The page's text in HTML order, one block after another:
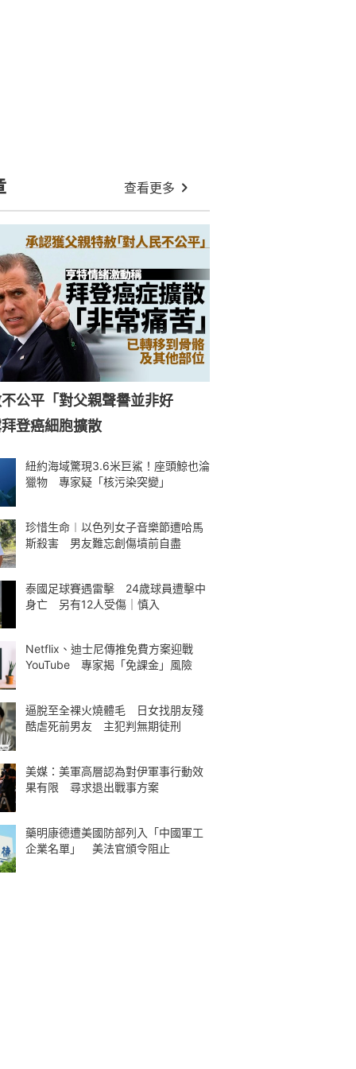
查看更多
公平「對父親聲譽並非好
登癌細胞擴散
紐約海域驚現3.6米巨鯊！座頭鯨也淪
獵物 專家疑「核污染突變」
珍惜生命︱以色列女子音樂節遭哈馬
斯殺害 男友難忘創傷墳前自盡
泰國足球賽遇雷擊 24歲球員遭擊中
身亡 另有12人受傷｜慎入
Netflix、迪士尼傳推免費方案迎戰
YouTube 專家揭「免課金」風險
逼脫至全裸火燒體毛 日女找朋友殘
酷虐死前男友 主犯判無期徒刑
美媒：美軍高層認為對伊軍事行動效
果有限 尋求退出戰事方案
藥明康德遭美國防部列入「中國軍工
企業名單」 美法官頒令阻止